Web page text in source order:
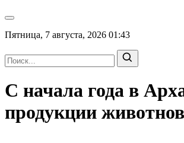
Пятница, 7 августа, 2026 01:43
С начала года в
продукции